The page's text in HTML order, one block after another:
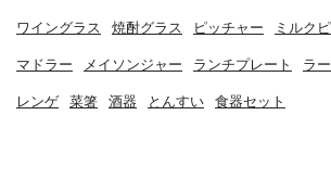
ワイングラス 焼酎グラス ピッチャー ミルク
マドラー メイソンジャー ランチプレート ラ
レンゲ 菜箸 酒器 とんすい 食器セット